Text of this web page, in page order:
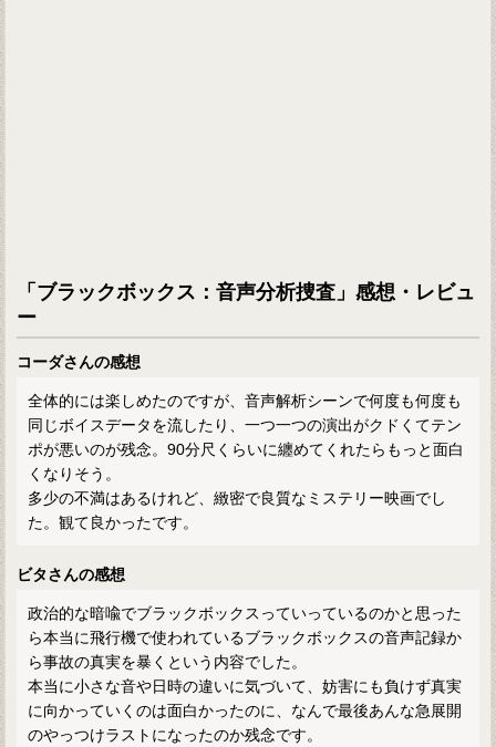
「ブラックボックス：音声分析捜査」感想・レビュ
ー
コーダさんの感想
全体的には楽しめたのですが、音声解析シーンで何度も何度も
同じボイスデータを流したり、一つ一つの演出がクドくてテン
ポが悪いのが残念。90分尺くらいに纏めてくれたらもっと面白
くなりそう。
多少の不満はあるけれど、緻密で良質なミステリー映画でし
た。観て良かったです。
ビタさんの感想
政治的な暗喩でブラックボックスっていっているのかと思った
ら本当に飛行機で使われているブラックボックスの音声記録か
ら事故の真実を暴くという内容でした。
本当に小さな音や日時の違いに気づいて、妨害にも負けず真実
に向かっていくのは面白かったのに、なんで最後あんな急展開
のやっつけラストになったのか残念です。